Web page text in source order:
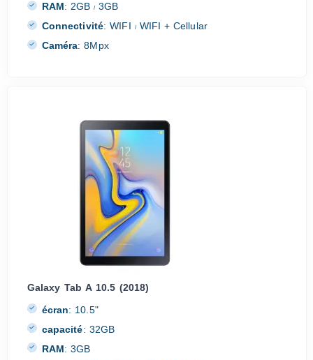
RAM: 2GB/ 3GB
Connectivité: WIFI /WIFI + Cellular
Caméra: 8Mpx
Galaxy Tab A 10.5 (2018)
écran: 10.5"
capacité: 32GB
RAM: 3GB